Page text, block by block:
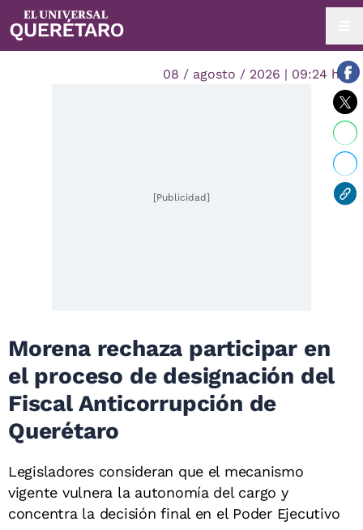
08 / agosto / 2026 | 09:24 hrs.
[Publicidad]
Morena rechaza participar en
el proceso de designación del
Fiscal Anticorrupción de
Querétaro
Legisladores consideran que el mecanismo
vigente vulnera la autonomía del cargo y
concentra la decisión final en el Poder Ejecutivo